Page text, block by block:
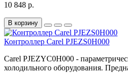
10 848 р.
В корзину
Контроллер Carel PJEZS0H000
Carel PJEZYC0H000 -
холодильного оборудования.